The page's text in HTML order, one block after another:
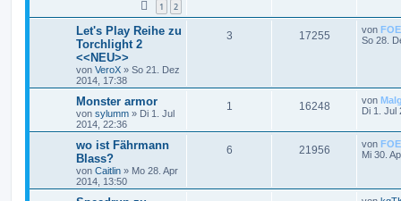
1 2
Let's Play Reihe zu
Torchlight 2
<<NEU>>
von VeroX » So 21. Dez
2014, 17:38
3 17255 von FOE
So 28.
Monster armor
von sylumm » Di 1. Jul
2014, 22:36
1 16248 von
Di 1. Jul
wo ist Fährmann
Blass?
von Caitlin » Mo 28. Apr
2014, 13:50
6 21956 von FOE
Mi 30.